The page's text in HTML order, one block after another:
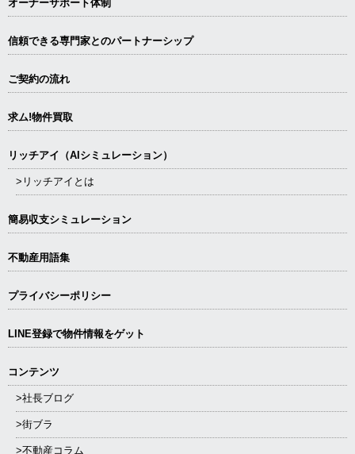
オーナーサポート体制
信頼できる専⾨家とのパートナーシップ
ご契約の流れ
求ム!物件買取
リッチアイ（AIシミュレーション）
>リッチアイとは
簡易収支シミュレーション
不動産用語集
プライバシーポリシー
LINE登録で物件情報をゲット
コンテンツ
>社長ブログ
>街ブラ
>不動産コラム